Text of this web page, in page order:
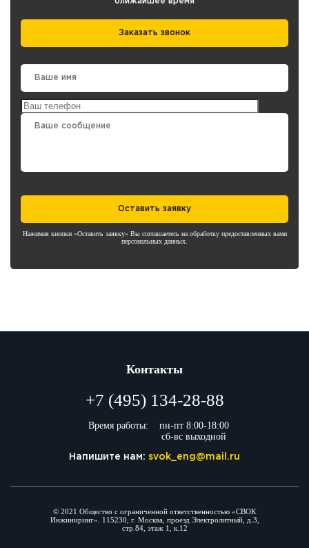
Заказать звонок
Нажимая кнопки «Оставить заявку» Вы соглашаетесь на обработку предоставленных вами
персональных данных.
Оставить заявку
Контакты
+7 (495) 134-28-88
Время работы:
пн-пт 8:00-18:00
сб-вс выходной
Напишите нам: svok_eng@mail.ru
© 2021 Общество с ограниченной ответственностью «СВОК
Инжиниринг». 115230, г. Москва, проезд Электролитный, д.3,
стр.84, этаж 1, к.12